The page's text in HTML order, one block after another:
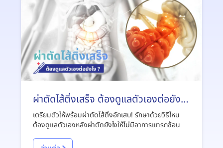
ผ่าตัดไส้ติ่งเสร็จ ต้องดูแลตัวเองต่อยังไง
?
เตรียมตัวให้พร้อมผ่าตัดไส้ติ่งอักเสบ! รักษาด้วยวิธีไหน
ต้องดูแลตัวเองหลังผ่าตัดยังไงให้ไม่มีอาการแทรกซ้อน